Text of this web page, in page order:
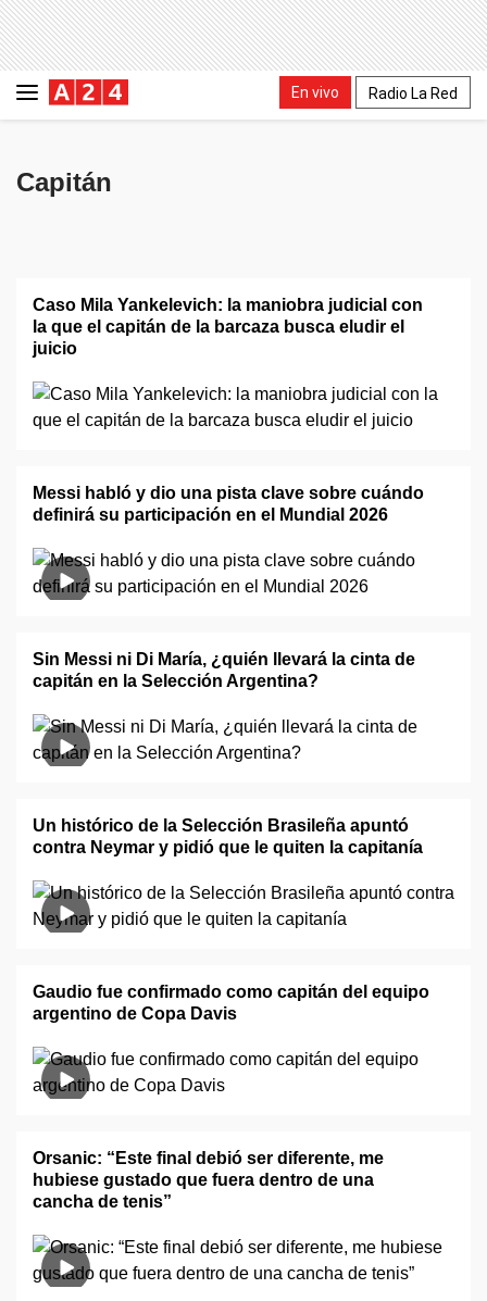
En vivo Radio La Red
Capitán
Caso Mila Yankelevich: la maniobra judicial con
la que el capitán de la barcaza busca eludir el
juicio
Messi habló y dio una pista clave sobre cuándo
definirá su participación en el Mundial 2026
Sin Messi ni Di María, ¿quién llevará la cinta de
capitán en la Selección Argentina?
Un histórico de la Selección Brasileña apuntó
contra Neymar y pidió que le quiten la capitanía
Gaudio fue confirmado como capitán del equipo
argentino de Copa Davis
Orsanic: “Este final debió ser diferente, me
hubiese gustado que fuera dentro de una
cancha de tenis”